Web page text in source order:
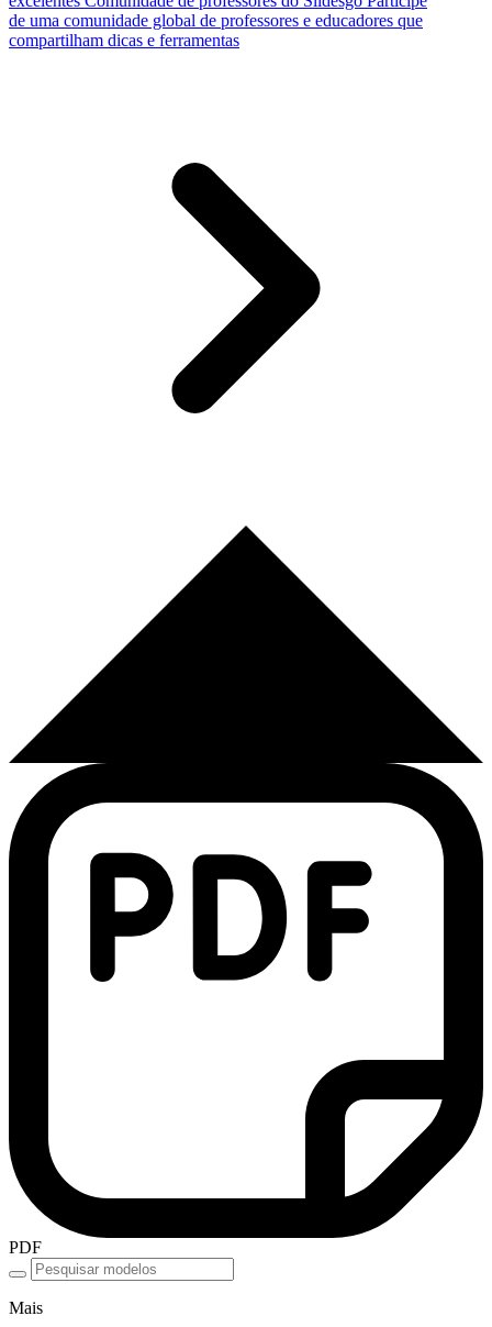
de uma comunidade global de professores e educadores que
compartilham dicas e ferramentas
PDF
Mais